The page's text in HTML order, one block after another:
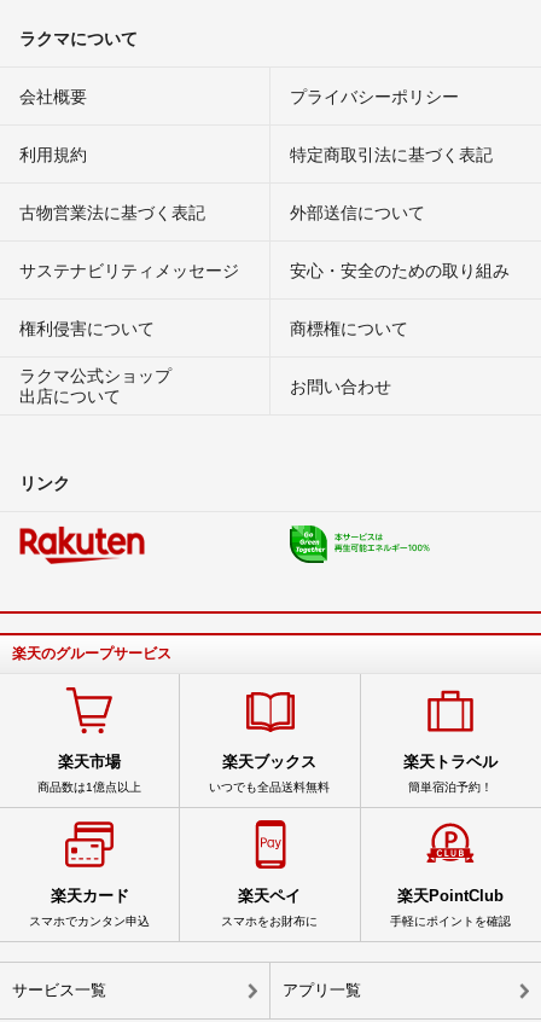
ラクマについて
会社概要 プライバシーポリシー
利用規約 特定商取引法に基づく表記
古物営業法に基づく表記 外部送信について
サステナビリティメッセージ 安心・安全のための取り組み
権利侵害について
商標権について
ラクマ公式ショップ
出店について
お問い合わせ
リンク
楽天のグループサービス
楽天市場
商品数は1億点以上
楽天ブックス
いつでも全品送料無料
楽天トラベル
簡単宿泊予約！
楽天カード
スマホでカンタン申込
楽天ペイ
スマホをお財布に
楽天PointClub
手軽にポイントを確認
サービス一覧 アプリ一覧